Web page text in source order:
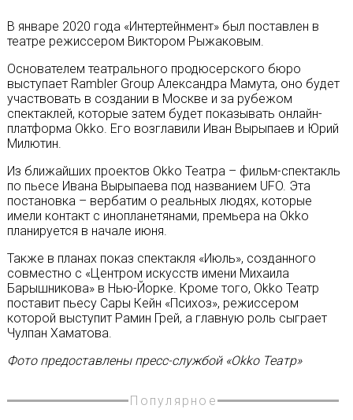
В январе 2020 года «Интертейнмент» был поставлен в
театре режиссером Виктором Рыжаковым.
Основателем театрального продюсерского бюро
выступает Rambler Group Александра Мамута, оно будет
участвовать в создании в Москве и за рубежом
спектаклей, которые затем будет показывать онлайн-
платформа Okko. Его возглавили Иван Вырыпаев и Юрий
Милютин.
Из ближайших проектов Okko Театра – фильм-спектакль
по пьесе Ивана Вырыпаева под названием UFO. Эта
постановка – вербатим о реальных людях, которые
имели контакт с инопланетянами, премьера на Okko
планируется в начале июня.
Также в планах показ спектакля «Июль», созданного
совместно с «Центром искусств имени Михаила
Барышникова» в Нью-Йорке. Кроме того, Okko Театр
поставит пьесу Сары Кейн «Психоз», режиссером
которой выступит Рамин Грей, а главную роль сыграет
Чулпан Хаматова.
Фото предоставлены пресс-службой «Okko Театр»
Популярное